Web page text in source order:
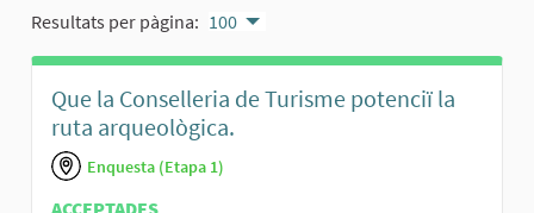
Resultats per pàgina: 100
Que la Conselleria de Turisme potenciï la
ruta arqueològica.
Enquesta (Etapa 1)